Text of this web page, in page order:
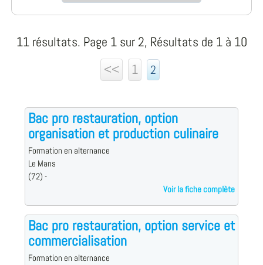
11 résultats. Page 1 sur 2, Résultats de 1 à 10
<<
1 2
Bac pro restauration, option
organisation et production culinaire
Formation en alternance
Le Mans
(72) -
Voir la fiche complète
Bac pro restauration, option service et
commercialisation
Formation en alternance